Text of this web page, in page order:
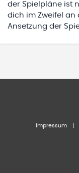
der Spielpläne ist
dich im Zweifel an
Ansetzung der
Impressum